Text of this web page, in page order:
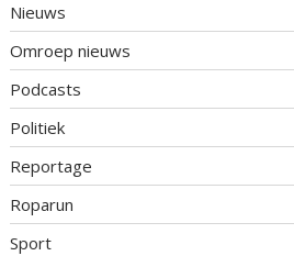
Nieuws
Omroep nieuws
Podcasts
Politiek
Reportage
Roparun
Sport